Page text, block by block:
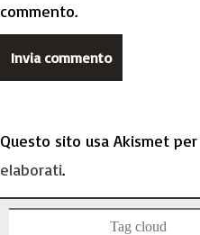
commento.
Questo sito usa Akismet
elaborati.
Tag cloud